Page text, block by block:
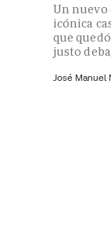
Un nuevo
icónica
que
justo
José Manuel